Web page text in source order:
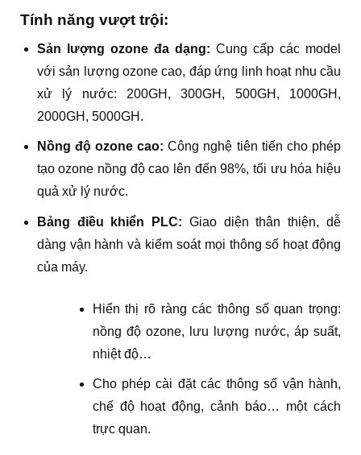
Tính năng vượt trội:
Sản lượng ozone đa dạng: Cung cấp các model
với sản lượng ozone cao, đáp ứng linh hoạt nhu cầu
xử lý nước: 200GH, 300GH, 500GH, 1000GH,
2000GH, 5000GH.
Nồng độ ozone cao: Công nghệ tiên tiến cho phép
tạo ozone nồng độ cao lên đến 98%, tối ưu hóa hiệu
quả xử lý nước.
Bảng điều khiển PLC: Giao diện thân thiện, dễ
dàng vận hành và kiểm soát mọi thông số hoạt động
của máy.
Hiển thị rõ ràng các thông số quan trọng:
nồng độ ozone, lưu lượng nước, áp suất,
nhiệt độ…
Cho phép cài đặt các thông số vận hành,
chế độ hoạt động, cảnh báo… một cách
trực quan.